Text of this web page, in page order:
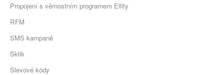
Propojení s věrnostním programem Ellity
RFM
SMS kampaně
Sklik
Slevové kódy